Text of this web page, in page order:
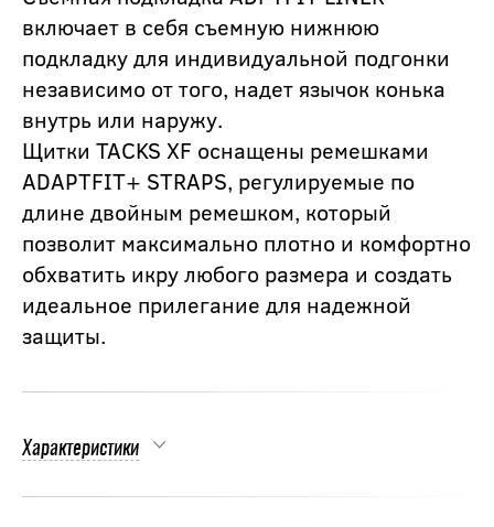
включает в себя съемную нижнюю
подкладку для индивидуальной подгонки
независимо от того, надет язычок конька
внутрь или наружу.
Щитки TACKS XF оснащены ремешками
ADAPTFIT+ STRAPS, регулируемые по
длине двойным ремешком, который
позволит максимально плотно и комфортно
обхватить икру любого размера и создать
идеальное прилегание для надежной
защиты.
Характеристики